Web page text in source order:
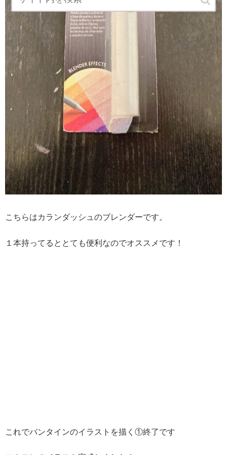
こちらはカランダッシュのブレンダーです。
１本持ってるととても便利なのでオススメです！
これでバンタインのイラストを描く①終了です